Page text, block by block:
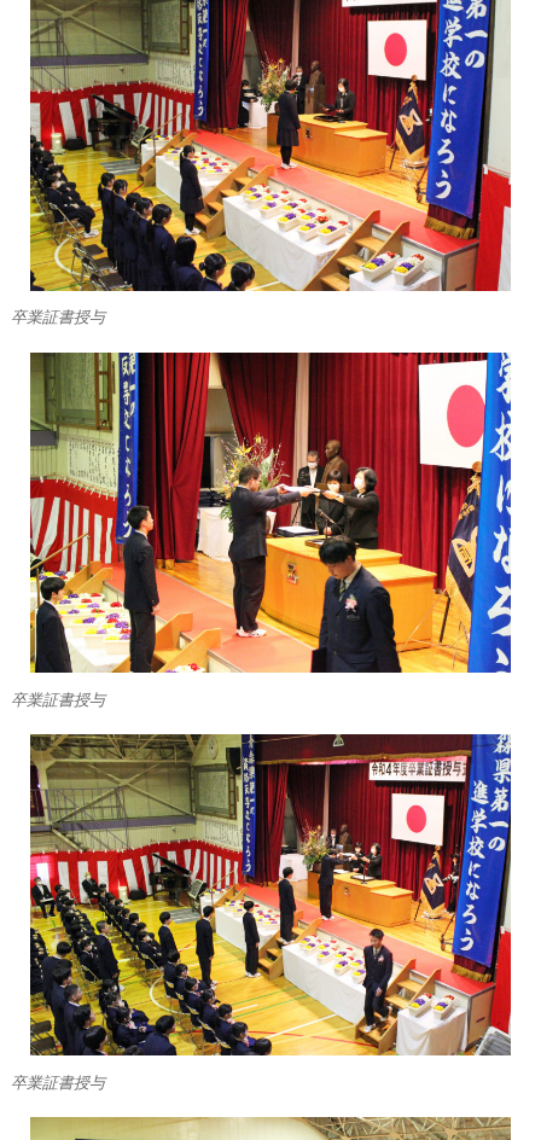
卒業証書授与
卒業証書授与
卒業証書授与